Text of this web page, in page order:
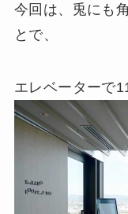
今回は、兎にも
とで、
エレベーターで